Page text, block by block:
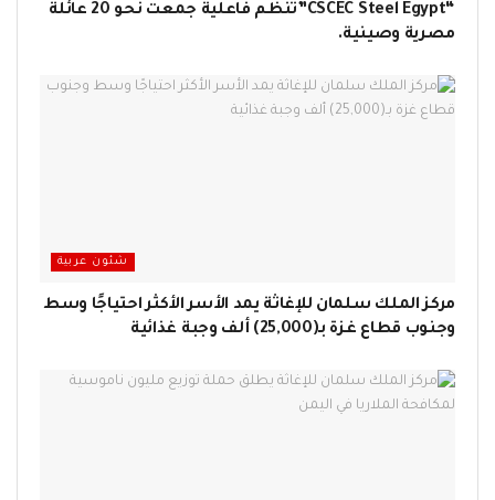
“CSCEC Steel Egypt”تنظم فاعلية جمعت نحو 20 عائلة
مصرية وصينية.
شئون عربية
مركز الملك سلمان للإغاثة يمد الأسر الأكثر احتياجًا وسط
وجنوب قطاع غزة بـ(25,000) ألف وجبة غذائية